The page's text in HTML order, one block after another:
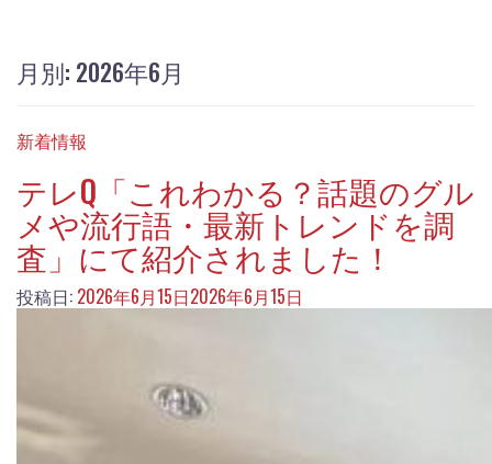
月別: 2026年6月
新着情報
テレQ「これわかる？話題のグル
メや流行語・最新トレンドを調
査」にて紹介されました！
投稿日: 2026年6月15日2026年6月15日